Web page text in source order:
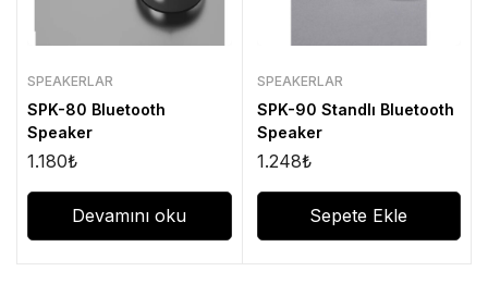
SPEAKERLAR
SPK-80 Bluetooth
Speaker
1.180₺
Devamını oku
SPEAKERLAR
SPK-90 Standlı Bluetooth
Speaker
1.248₺
Sepete Ekle